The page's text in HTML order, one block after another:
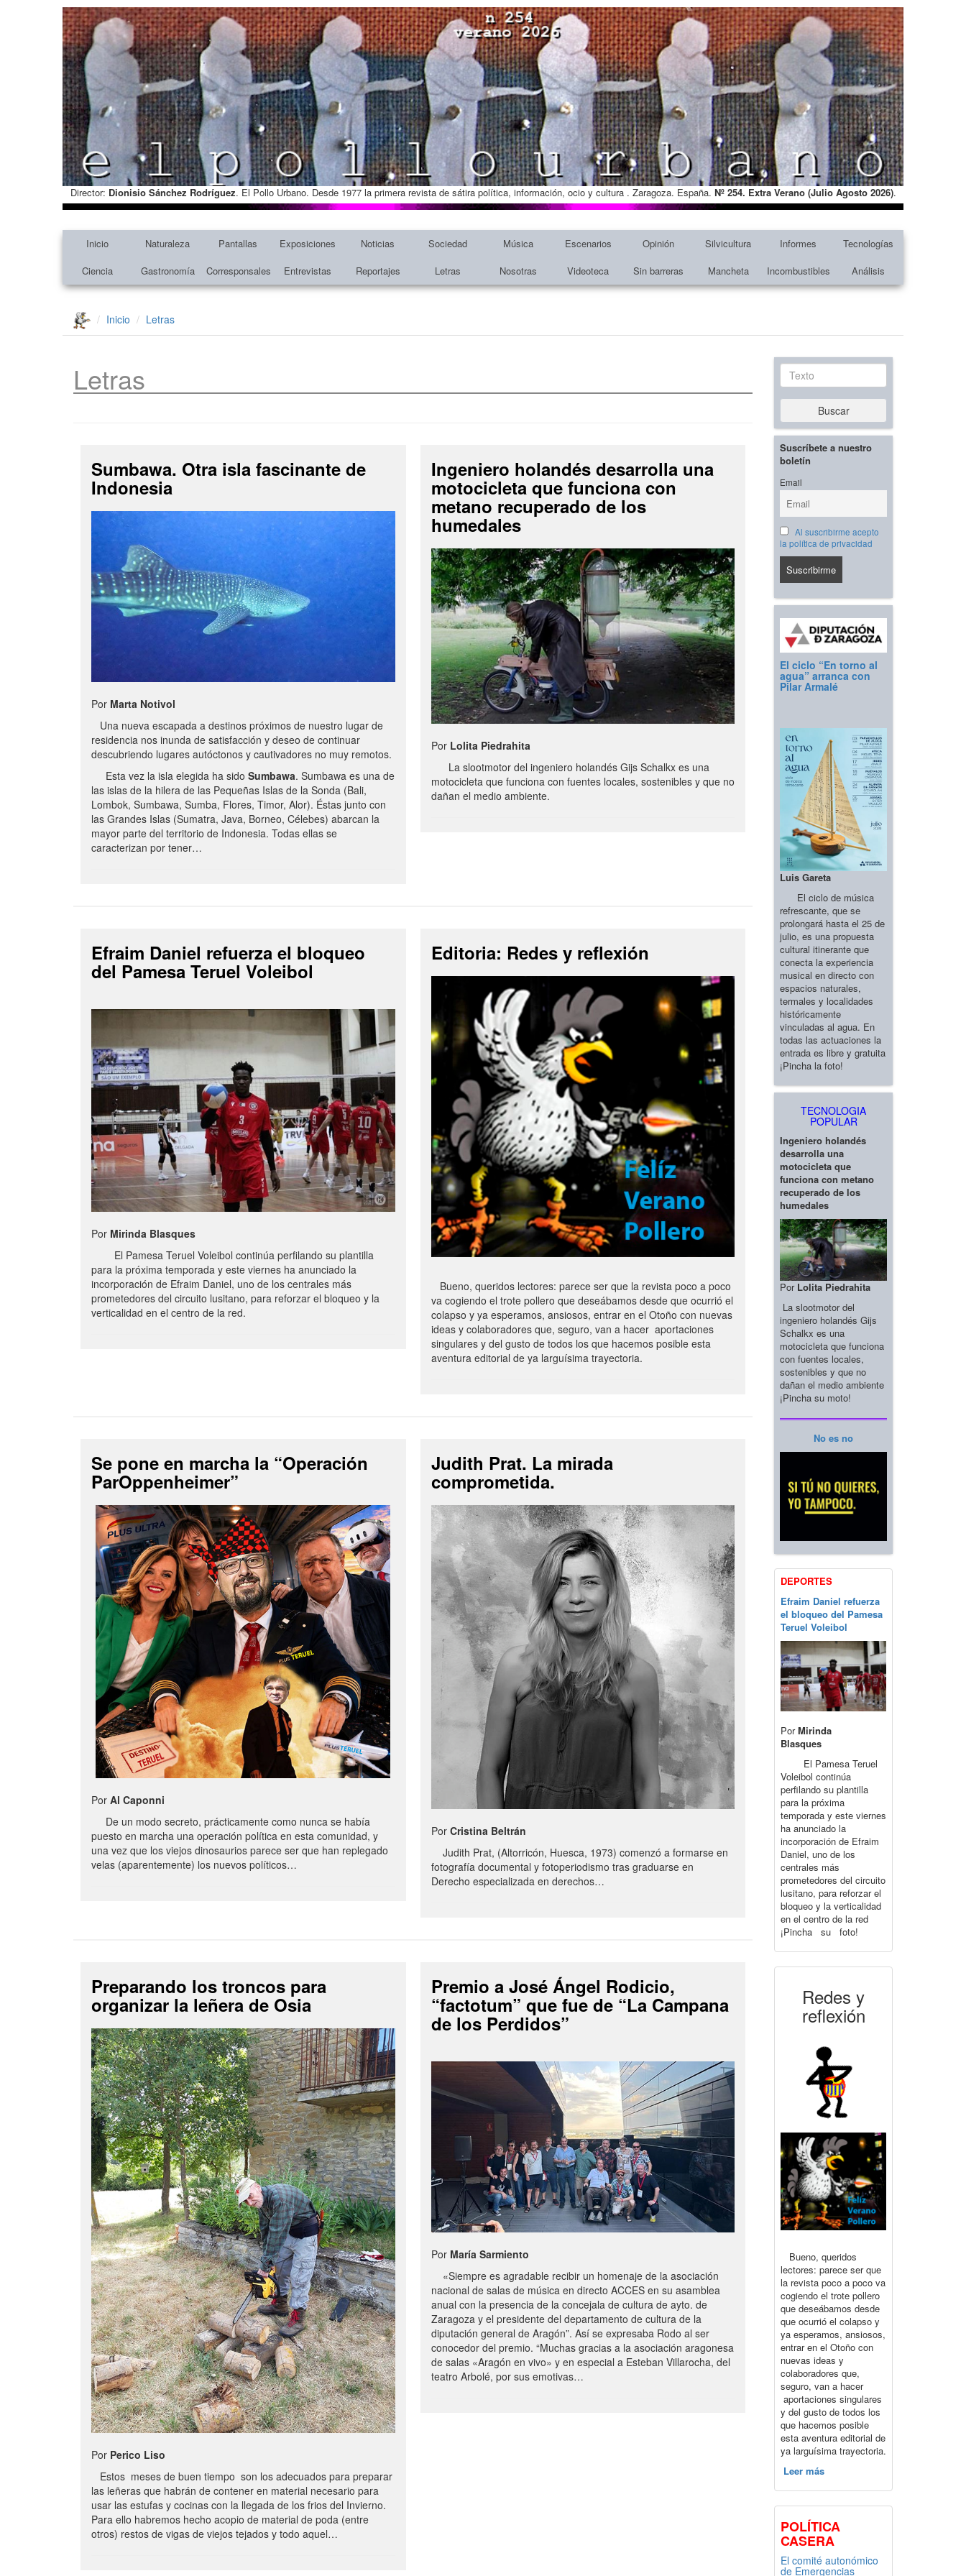
Director: Dionisio Sánchez Rodríguez. El Pollo Urbano. Desde 1977 la primera revista de sátira política, información, ocio y cultura . Zaragoza. España. Nº 254. Extra Verano (Julio Agosto 2026).
Inicio Naturaleza Pantallas Exposiciones Noticias Sociedad Música Escenarios Opinión Silvicultura Informes
Tecnologías
Ciencia
Gastronomía Corresponsales Entrevistas Reportajes Letras Nosotras Videoteca Sin barreras Mancheta Incombustibles Análisis
Inicio Letras
Letras
Sumbawa. Otra isla fascinante de
Indonesia
Por Marta Notivol
Una nueva escapada a destinos próximos de nuestro lugar de
residencia nos inunda de satisfacción y deseo de continuar
descubriendo lugares autóctonos y cautivadores no muy remotos.
Esta vez la isla elegida ha sido Sumbawa. Sumbawa es una de
las islas de la hilera de las Pequeñas Islas de la Sonda (Bali,
Lombok, Sumbawa, Sumba, Flores, Timor, Alor). Éstas junto con
las Grandes Islas (Sumatra, Java, Borneo, Célebes) abarcan la
mayor parte del territorio de Indonesia. Todas ellas se
caracterizan por tener…
Ingeniero holandés desarrolla una
motocicleta que funciona con
metano recuperado de los
humedales
Por Lolita Piedrahita
La slootmotor del ingeniero holandés Gijs Schalkx es una
motocicleta que funciona con fuentes locales, sostenibles y que no
dañan el medio ambiente.
Efraim Daniel refuerza el bloqueo
del Pamesa Teruel Voleibol
Por Mirinda Blasques
El Pamesa Teruel Voleibol continúa perfilando su plantilla
para la próxima temporada y este viernes ha anunciado la
incorporación de Efraim Daniel, uno de los centrales más
prometedores del circuito lusitano, para reforzar el bloqueo y la
verticalidad en el centro de la red.
Editoria: Redes y reflexión
Bueno, queridos lectores: parece ser que la revista poco a poco
va cogiendo el trote pollero que deseábamos desde que ocurrió el
colapso y ya esperamos, ansiosos, entrar en el Otoño con nuevas
ideas y colaboradores que, seguro, van a hacer aportaciones
singulares y del gusto de todos los que hacemos posible esta
aventura editorial de ya larguísima trayectoria.
Se pone en marcha la “Operación
ParOppenheimer”
Por Al Caponni
De un modo secreto, prácticamente como nunca se había
puesto en marcha una operación política en esta comunidad, y
una vez que los viejos dinosaurios parece ser que han replegado
velas (aparentemente) los nuevos políticos…
Judith Prat. La mirada
comprometida.
PorCristina Beltrán
Judith Prat, (Altorricón, Huesca, 1973) comenzó a formarse en
fotografía documental y fotoperiodismo tras graduarse en
Derecho especializada en derechos…
Preparando los troncos para
organizar la leñera de Osia
Por Perico Liso
Estos meses de buen tiempo son los adecuados para preparar
las leñeras que habrán de contener en material necesario para
usar las estufas y cocinas con la llegada de los frios del Invierno.
Para ello habremos hecho acopio de material de poda (entre
otros) restos de vigas de viejos tejados y todo aquel…
Premio a José Ángel Rodicio,
“factotum” que fue de “La Campana
de los Perdidos”
Por María Sarmiento
«Siempre es agradable recibir un homenaje de la asociación
nacional de salas de música en directo ACCES en su asamblea
anual con la presencia de la concejala de cultura de ayto. de
Zaragoza y el presidente del departamento de cultura de la
diputación general de Aragón”. Así se expresaba Rodo al ser
conocedor del premio. “Muchas gracias a la asociación aragonesa
de salas «Aragón en vivo» y en especial a Esteban Villarocha, del
teatro Arbolé, por sus emotivas…
Texto
Buscar
Suscríbete a nuestro
boletín
Email
Al suscribirme acepto
la política de privacidad
El ciclo “En torno al
agua” arranca con
Pilar Armalé
Luis Gareta
El ciclo de música
refrescante, que se
prolongará hasta el 25 de
julio, es una propuesta
cultural itinerante que
conecta la experiencia
musical en directo con
espacios naturales,
termales y localidades
históricamente
vinculadas al agua. En
todas las actuaciones la
entrada es libre y gratuita
¡Pincha la foto!
TECNOLOGIA
POPULAR
Ingeniero holandés
desarrolla una
motocicleta que
funciona con metano
recuperado de los
humedales
Por Lolita Piedrahita
La slootmotor del
ingeniero holandés Gijs
Schalkx es una
motocicleta que funciona
con fuentes locales,
sostenibles y que no
dañan el medio ambiente
¡Pincha su moto!
No es no
DEPORTES
Efraim Daniel refuerza
el bloqueo del Pamesa
Teruel Voleibol
PorMirinda
Blasques
El Pamesa Teruel
Voleibol continúa
perfilando su plantilla
para la próxima
temporada y este viernes
ha anunciado la
incorporación de Efraim
Daniel, uno de los
centrales más
prometedores del circuito
lusitano, para reforzar el
bloqueo y la verticalidad
en el centro de la red
¡Pincha su foto!
Redes y
reflexión
Bueno, queridos
lectores: parece ser que
la revista poco a poco va
cogiendo el trote pollero
que deseábamos desde
que ocurrió el colapso y
ya esperamos, ansiosos,
entrar en el Otoño con
nuevas ideas y
colaboradores que,
seguro, van a hacer
aportaciones singulares
y del gusto de todos los
que hacemos posible
esta aventura editorial de
ya larguísima trayectoria.
Leer más
POLÍTICA
CASERA
El comité autonómico
de Emergencias